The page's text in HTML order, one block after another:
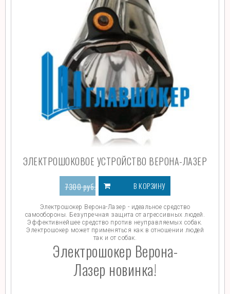
ЭЛЕКТРОШОКОВОЕ УСТРОЙСТВО ВЕРОНА-ЛАЗЕР
7300руб.
4000руб.
В КОРЗИНУ
Электрошокер Верона-Лазер - идеальное средство
самообороны. Безупречная защита от агрессивных людей.
Эффективнейшее средство против неуправляемых собак.
Электрошокер может применяться как в отношении людей
так и от собак.
Электрошокер Верона-
Лазер новинка!